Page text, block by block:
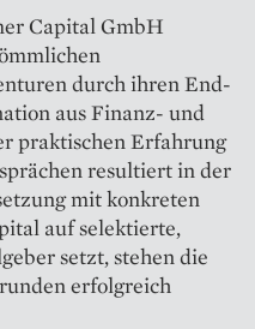
Capital GmbH
durch ihren End-
aus Finanz- und
praktischen Erfahrung
resultiert in der
mit konkreten
auf selektierte,
setzt, stehen die
erfolgreich